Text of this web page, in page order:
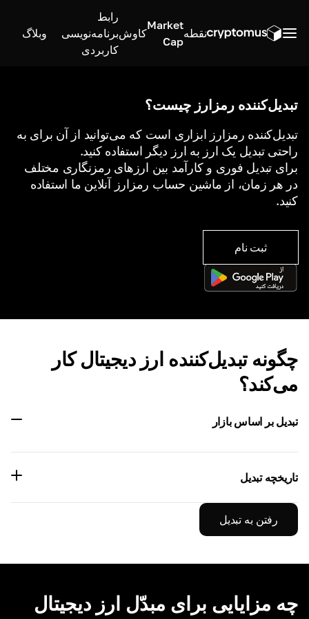
نقطه
Market
Cap
کاوش
رابط
برنامه‌نویسی
کاربردی
وبلاگ
تبدیل‌کننده رمزارز چیست؟
تبدیل‌کننده رمزارز ابزاری است که می‌توانید از آن برای به
راحتی تبدیل یک ارز به ارز دیگر استفاده کنید.
برای تبدیل فوری و کارآمد بین ارزهای رمزنگاری مختلف
در هر زمان، از ماشین حساب رمزارز آنلاین ما استفاده
کنید.
ثبت نام
چگونه تبدیل‌کننده ارز دیجیتال کار
می‌کند؟
تبدیل بر اساس بازار
تاریخچه تبدیل
رفتن به تبدیل
چه مزایایی برای مبدّل ارز دیجیتال